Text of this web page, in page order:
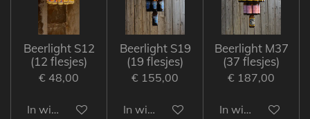
Beerlight S12
(12 flesjes)
€ 48,00
In winkelwagen
Beerlight S19
(19 flesjes)
€ 155,00
In winkelwagen
Beerlight M37
(37 flesjes)
€ 187,00
In winkelwagen